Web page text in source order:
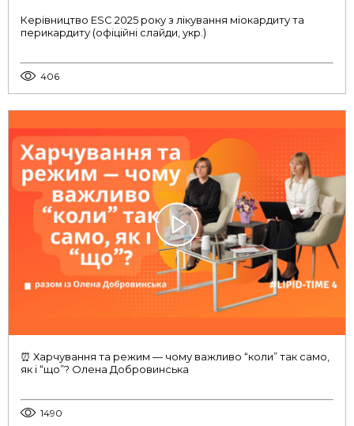
Керівництво ESC 2025 року з лікування міокардиту та
перикардиту (офіційні слайди, укр.)
406
⏰ Харчування та режим — чому важливо “коли” так само,
як і “що”? Олена Добровинська
1490